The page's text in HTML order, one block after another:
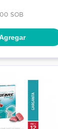
SOB